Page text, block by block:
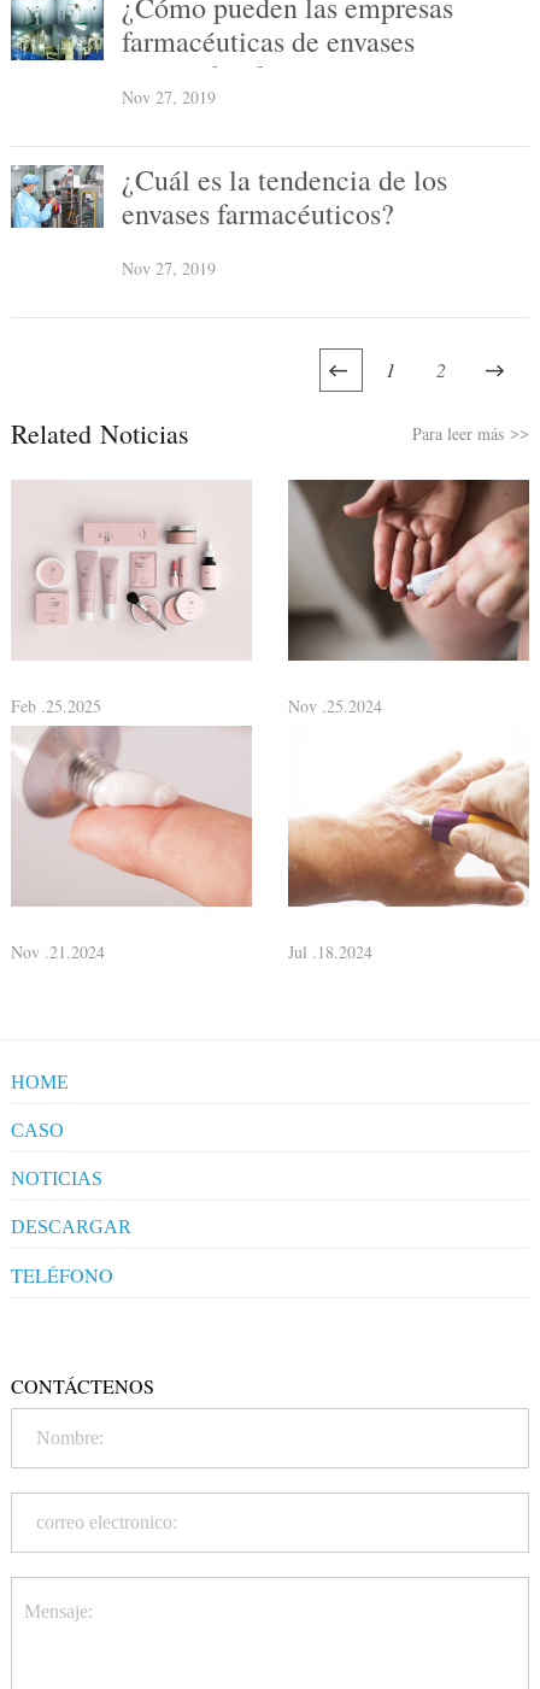
farmacéuticas de envases
aprovechar las nuevas
oportunidades?
Nov 27, 2019
¿Cuál es la tendencia de los
envases farmacéuticos?
Nov 27, 2019
1 2
Related Noticias Para leer más>>
Feb .25.2025 Nov .25.2024
Nov .21.2024 Jul .18.2024
HOME
CASO
NOTICIAS
Industry News
DESCARGAR
TELÉFONO
CONTÁCTENOS